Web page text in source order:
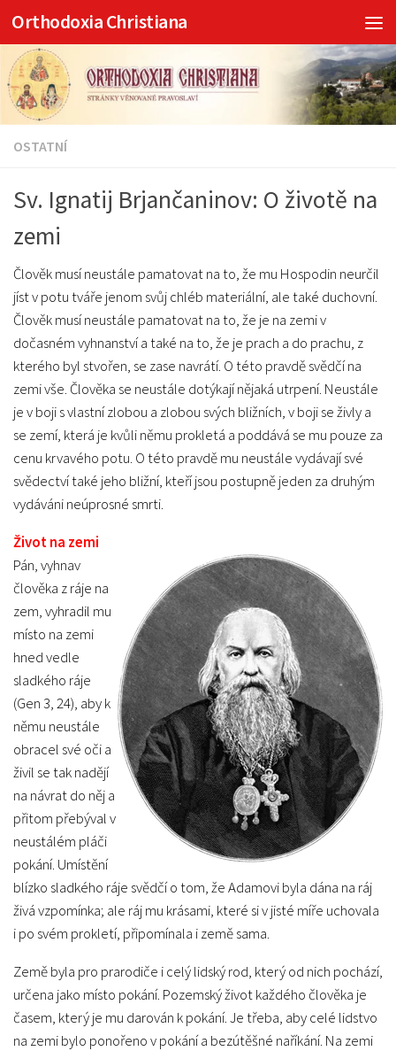
Skip to content
Orthodoxia Christiana
OSTATNÍ
Sv. Ignatij Brjančaninov: O životě na
zemi
Člověk musí neustále pamatovat na to, že mu Hospodin neurčil
jíst v potu tváře jenom svůj chléb materiální, ale také duchovní.
Člověk musí neustále pamatovat na to, že je na zemi v
dočasném vyhnanství a také na to, že je prach a do prachu, z
kterého byl stvořen, se zase navrátí. O této pravdě svědčí na
zemi vše. Člověka se neustále dotýkají nějaká utrpení. Neustále
je v boji s vlastní zlobou a zlobou svých bližních, v boji se živly a
se zemí, která je kvůli němu prokletá a poddává se mu pouze za
cenu krvavého potu. O této pravdě mu neustále vydávají své
svědectví také jeho bližní, kteří jsou postupně jeden za druhým
vydáváni neúprosné smrti.
Život na zemi
Pán, vyhnav
člověka z ráje na
zem, vyhradil mu
místo na zemi
hned vedle
sladkého ráje
(Gen 3, 24), aby k
němu neustále
obracel své oči a
živil se tak nadějí
na návrat do něj a
přitom přebýval v
neustálém pláči
pokání. Umístění
blízko sladkého ráje svědčí o tom, že Adamovi byla dána na ráj
živá vzpomínka; ale ráj mu krásami, které si v jisté míře uchovala
i po svém prokletí, připomínala i země sama.
Země byla pro prarodiče i celý lidský rod, který od nich pochází,
určena jako místo pokání. Pozemský život každého člověka je
časem, který je mu darován k pokání. Je třeba, aby celé lidstvo
na zemi bylo ponořeno v pokání a bezútěšné naříkání. Na zemi